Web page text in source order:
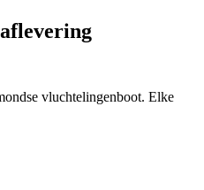
vluchtelingenboot. Elke